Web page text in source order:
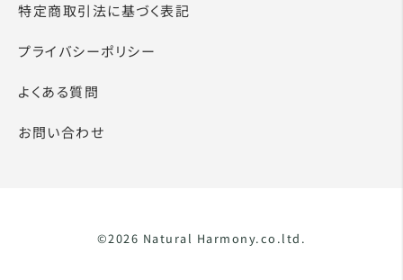
特定商取引法に基づく表記
プライバシーポリシー
よくある質問
お問い合わせ
©2026 Natural Harmony.co.ltd.